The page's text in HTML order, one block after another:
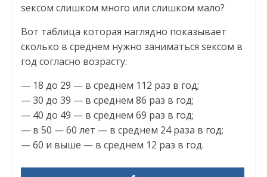
seксом слишком много или слишком мало?
Вот таблица которая наглядно показывает
сколько в среднем нужно зaниматьcя seксом в
год согласно возрасту:
— 18 до 29 — в среднем 112 раз в год;
— 30 до 39 — в среднем 86 раз в год;
— 40 до 49 — в среднем 69 раз в год;
— в 50 — 60 лет — в среднем 24 раза в год;
— 60 и выше — в среднем 12 раз в год.